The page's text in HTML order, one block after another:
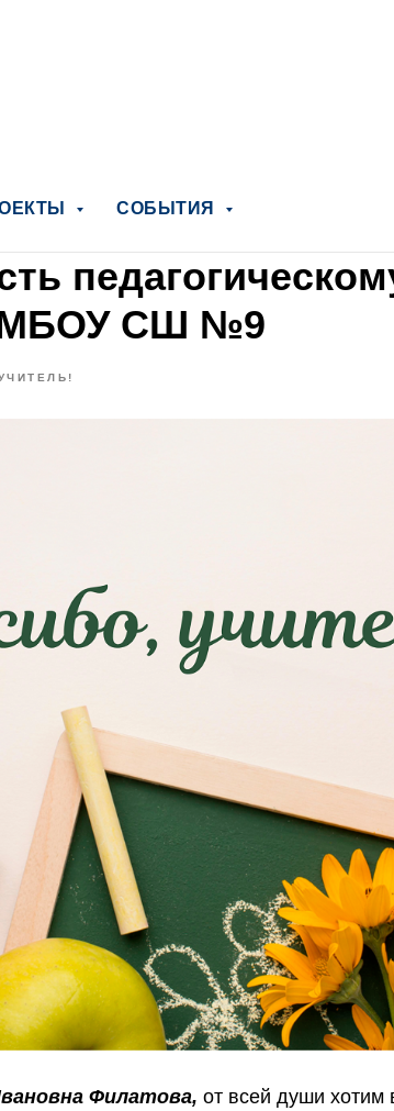
СОБЫТИЯ
МБОУ СШ №9
Филатова, от всей души